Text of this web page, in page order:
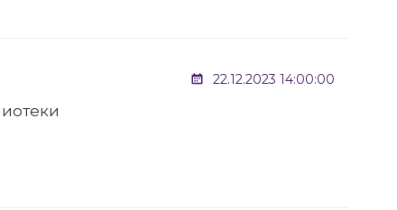
22.12.2023 14:00:00